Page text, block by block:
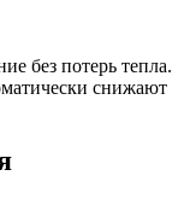
без потерь тепла.
снижают